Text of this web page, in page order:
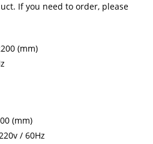
If you need to order, please
(mm)
(mm)
/ 60Hz